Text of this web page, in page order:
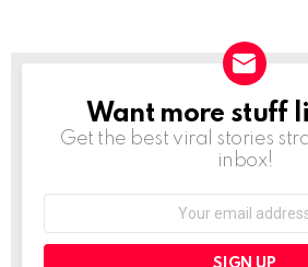
NEWSLETTER
Want more stuff
Get the best viral stories
inbox!